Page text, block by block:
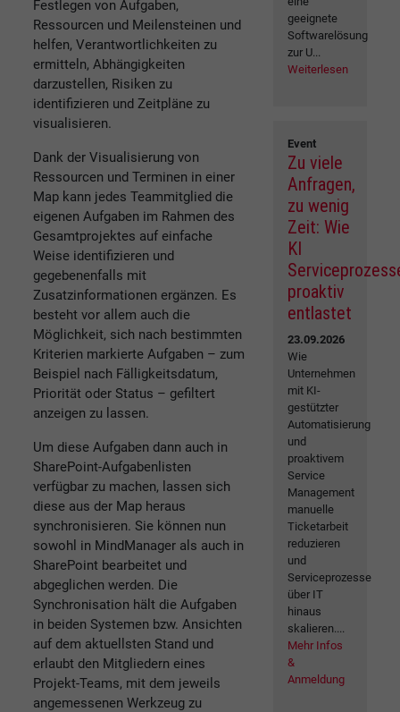
Festlegen von Aufgaben,
Ressourcen und Meilensteinen und
helfen, Verantwortlichkeiten zu
ermitteln, Abhängigkeiten
darzustellen, Risiken zu
identifizieren und Zeitpläne zu
visualisieren.
Dank der Visualisierung von
Ressourcen und Terminen in einer
Map kann jedes Teammitglied die
eigenen Aufgaben im Rahmen des
Gesamtprojektes auf einfache
Weise identifizieren und
gegebenenfalls mit
Zusatzinformationen ergänzen. Es
besteht vor allem auch die
Möglichkeit, sich nach bestimmten
Kriterien markierte Aufgaben – zum
Beispiel nach Fälligkeitsdatum,
Priorität oder Status – gefiltert
anzeigen zu lassen.
Um diese Aufgaben dann auch in
SharePoint-Aufgabenlisten
verfügbar zu machen, lassen sich
diese aus der Map heraus
synchronisieren. Sie können nun
sowohl in MindManager als auch in
SharePoint bearbeitet und
abgeglichen werden. Die
Synchronisation hält die Aufgaben
in beiden Systemen bzw. Ansichten
auf dem aktuellsten Stand und
erlaubt den Mitgliedern eines
Projekt-Teams, mit dem jeweils
angemessenen Werkzeug zu
geeignete
Softwarelösung
zur U...
Weiterlesen
Event
Zu viele
Anfragen,
zu wenig
Zeit: Wie
KI
proaktiv
entlastet
23.09.2026
Wie
Unternehmen
mit KI-
gestützter
Automatisierung
und
proaktivem
Service
Management
manuelle
Ticketarbeit
reduzieren
und
Serviceprozesse
über IT
hinaus
skalieren....
Mehr Infos
&
Anmeldung